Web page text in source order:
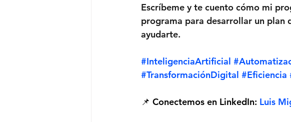
Escríbeme y te cuento cómo mi
programa para desarrollar un plan
ayudarte.
#InteligenciaArtificial
#TransformaciónDigital #Eficiencia
📌 Conectemos en LinkedIn: Luis